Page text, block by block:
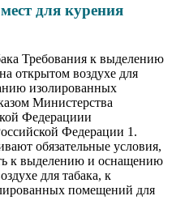
для курения
Требования к выделению
открытом воздухе для
изолированных
Министерства
Федерациии
Федерации 1.
обязательные условия,
к выделению и оснащению
для табака, к
помещений для